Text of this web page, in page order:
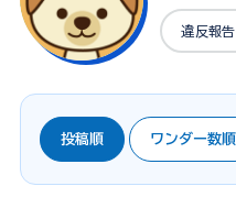
違反報告
投稿順 ワンダー数順